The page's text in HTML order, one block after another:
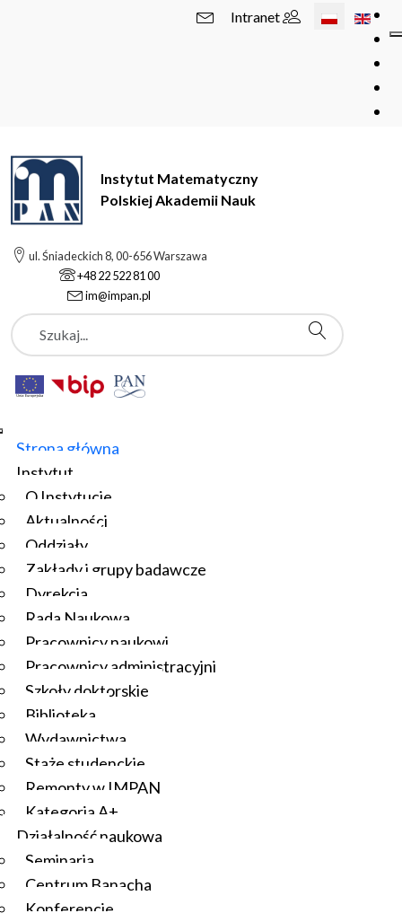
Wybierz swój
Intranet
Instytut Matematyczny
Polskiej Akademii Nauk
ul. Śniadeckich 8, 00-656 Warszawa
+48 22 522 81 00
im@impan.pl
Szukaj
Strona główna
Instytut
O Instytucie
Aktualności
Oddziały
Zakłady i grupy badawcze
Dyrekcja
Rada Naukowa
Pracownicy naukowi
Pracownicy administracyjni
Szkoły doktorskie
Biblioteka
Wydawnictwa
Staże studenckie
Remonty w IMPAN
Kategoria A+
Działalność naukowa
Seminaria
Centrum Banacha
Konferencje